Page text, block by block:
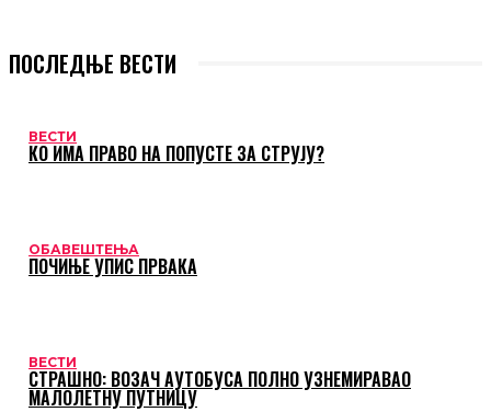
ПОСЛЕДЊЕ ВЕСТИ
ВЕСТИ
КО ИМА ПРАВО НА ПОПУСТЕ ЗА СТРУЈУ?
ОБАВЕШТЕЊА
ПОЧИЊЕ УПИС ПРВАКА
ВЕСТИ
СТРАШНО: ВОЗАЧ АУТОБУСА ПОЛНО УЗНЕМИРАВАО
МАЛОЛЕТНУ ПУТНИЦУ